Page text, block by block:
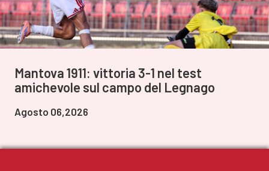
Mantova 1911: vittoria 3-1 nel test
amichevole sul campo del Legnago
Agosto 06,2026